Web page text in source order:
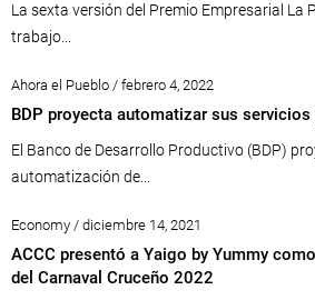
La sexta versión del Premio Empresarial La
trabajo...
Ahora el Pueblo / febrero 4, 2022
BDP proyecta automatizar sus
El Banco de Desarrollo Productivo (BDP)
automatización de...
Economy / diciembre 14, 2021
ACCC presentó a Yaigo by Yummy
del Carnaval Cruceño 2022